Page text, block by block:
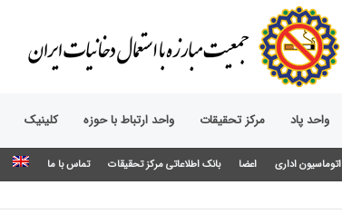
واحد پاد مرکز تحقیقات واحد ارتباط با حوزه‌ کلینیک
اتوماسیون اداری اعضا بانک اطلاعاتی مرکز تحقیقات تماس با ما